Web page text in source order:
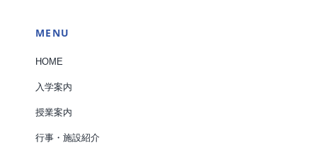
MENU
HOME
入学案内
授業案内
行事・施設紹介